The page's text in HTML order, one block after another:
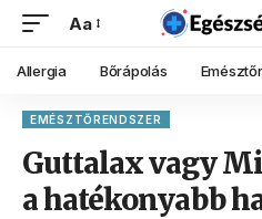
Aa
Allergia Bőrápolás
EMÉSZTŐRENDSZER
Guttalax vagy
a hatékonyabb